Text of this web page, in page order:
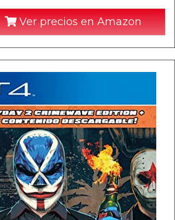
Ver precios en Amazon